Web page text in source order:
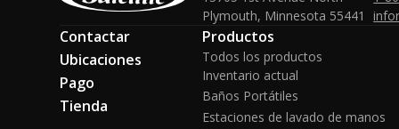
Plymouth, Minnesota 55441
Contactar
Ubicaciones
Pago
Tienda
Productos
Todos los productos
Inventario actual
Baños Portátiles
Estaciones de lavado de manos